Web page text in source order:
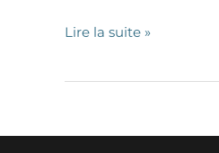
Lire la suite »